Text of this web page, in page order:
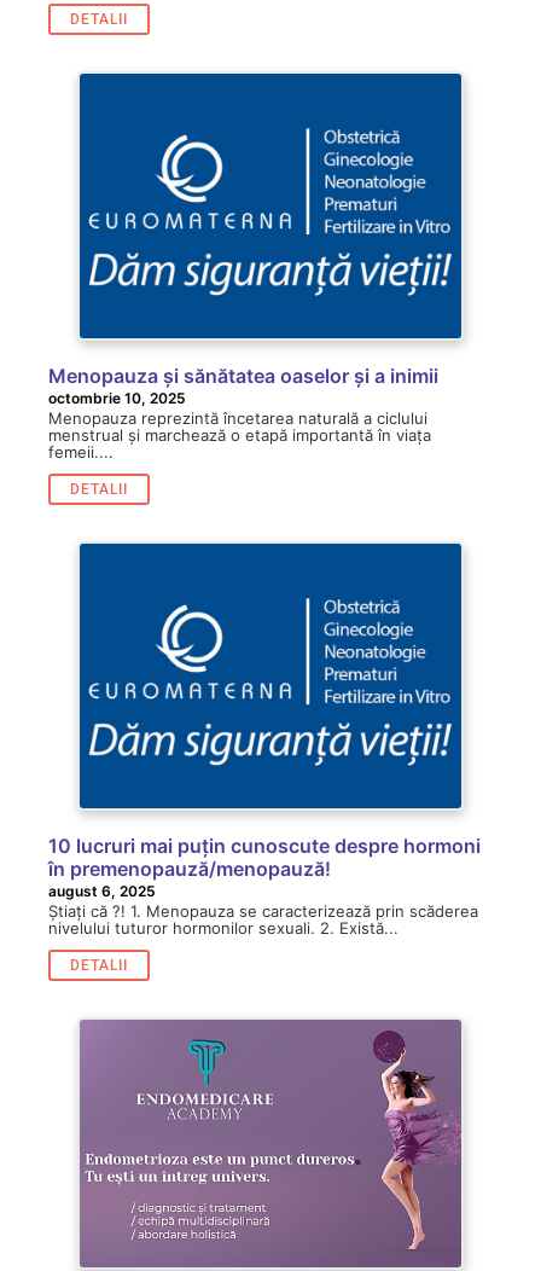
DETALII
Menopauza și sănătatea oaselor și a inimii
octombrie 10, 2025
Menopauza reprezintă încetarea naturală a ciclului
menstrual și marchează o etapă importantă în viața
femeii....
DETALII
10 lucruri mai puțin cunoscute despre hormoni
în premenopauză/menopauză!
august 6, 2025
Știați că ?! 1. Menopauza se caracterizează prin scăderea
nivelului tuturor hormonilor sexuali. 2. Există...
DETALII